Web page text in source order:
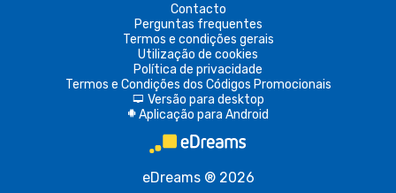
Contacto
Perguntas frequentes
Termos e condições gerais
Utilização de cookies
Política de privacidade
Termos e Condições dos Códigos Promocionais
d Versão para desktop
A Aplicação para Android
eDreams ® 2026